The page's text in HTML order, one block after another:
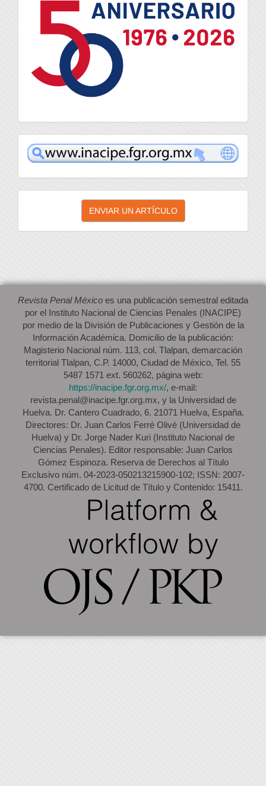
inacipe
Enviar
artículo
ENVIAR UN ARTÍCULO
Revista Penal México es una publicación semestral editada
por el Instituto Nacional de Ciencias Penales (INACIPE)
por medio de la División de Publicaciones y Gestión de la
Información Académica. Domicilio de la publicación:
Magisterio Nacional núm. 113, col. Tlalpan, demarcación
territorial Tlalpan, C.P. 14000, Ciudad de México, Tel. 55
5487 1571 ext. 560262, página web:
https://inacipe.fgr.org.mx/, e-mail:
revista.penal@inacipe.fgr.org.mx, y la Universidad de
Huelva. Dr. Cantero Cuadrado, 6. 21071 Huelva, España.
Directores: Dr. Juan Carlos Ferré Olivé (Universidad de
Huelva) y Dr. Jorge Nader Kuri (Instituto Nacional de
Ciencias Penales). Editor responsable: Juan Carlos
Gómez Espinoza. Reserva de Derechos al Título
Exclusivo núm. 04-2023-050213215900-102; ISSN: 2007-
4700. Certificado de Licitud de Título y Contenido: 15411.